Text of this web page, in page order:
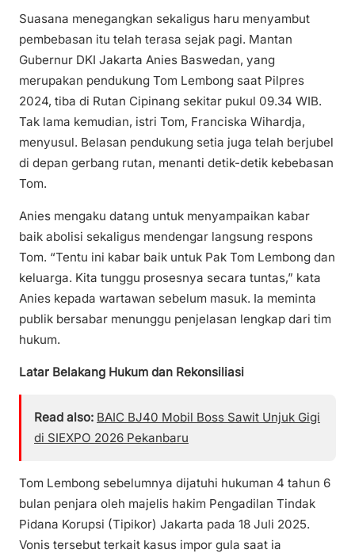
Suasana menegangkan sekaligus haru menyambut
pembebasan itu telah terasa sejak pagi. Mantan
Gubernur DKI Jakarta Anies Baswedan, yang
merupakan pendukung Tom Lembong saat Pilpres
2024, tiba di Rutan Cipinang sekitar pukul 09.34 WIB.
Tak lama kemudian, istri Tom, Franciska Wihardja,
menyusul. Belasan pendukung setia juga telah berjubel
di depan gerbang rutan, menanti detik-detik kebebasan
Tom.
Anies mengaku datang untuk menyampaikan kabar
baik abolisi sekaligus mendengar langsung respons
Tom. “Tentu ini kabar baik untuk Pak Tom Lembong dan
keluarga. Kita tunggu prosesnya secara tuntas,” kata
Anies kepada wartawan sebelum masuk. Ia meminta
publik bersabar menunggu penjelasan lengkap dari tim
hukum.
Latar Belakang Hukum dan Rekonsiliasi
Read also: BAIC BJ40 Mobil Boss Sawit Unjuk Gigi
di SIEXPO 2026 Pekanbaru
Tom Lembong sebelumnya dijatuhi hukuman 4 tahun 6
bulan penjara oleh majelis hakim Pengadilan Tindak
Pidana Korupsi (Tipikor) Jakarta pada 18 Juli 2025.
Vonis tersebut terkait kasus impor gula saat ia